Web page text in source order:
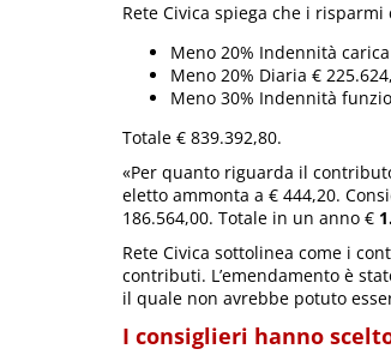
Rete Civica spiega che i
Meno 20% Indennità
Meno 20% Diaria €
Meno 30% Indennità
Totale € 839.392,80.
«Per quanto riguarda il
eletto ammonta a € 444,20.
186.564,00. Totale in un anno €
Rete Civica sottolinea come i
contributi. L’emendamento è
il quale non avrebbe potuto
I consiglieri hanno